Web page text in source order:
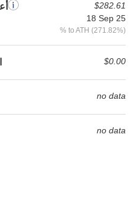
$282.61
18 Sep 25
% to ATH (271.82%)
$0.00
no data
no data